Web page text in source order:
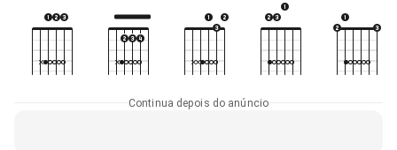
Continua depois do anúncio